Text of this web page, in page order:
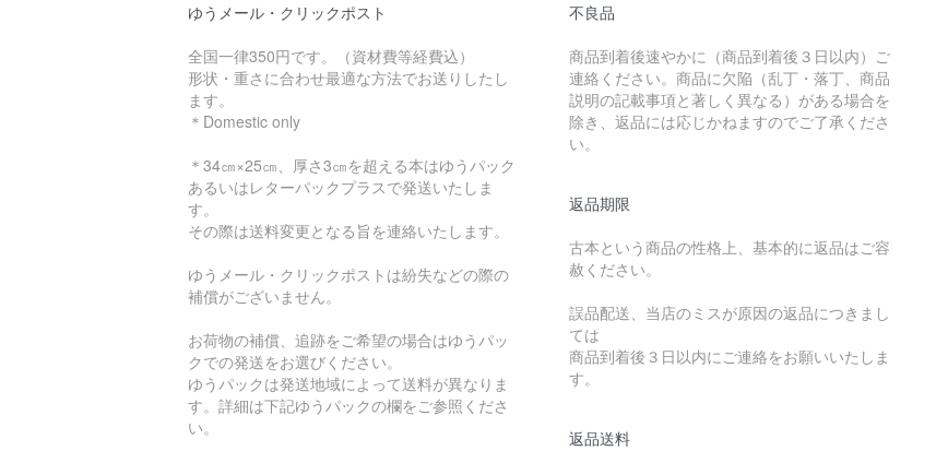
ゆうメール・クリックポスト
全国一律350円です。（資材費等経費込）
形状・重さに合わせ最適な方法でお送りしたし
ます。
＊Domestic only
＊34㎝×25㎝、厚さ3㎝を超える本はゆうパック
あるいはレターパックプラスで発送いたしま
す。
その際は送料変更となる旨を連絡いたします。
ゆうメール・クリックポストは紛失などの際の
補償がございません。
お荷物の補償、追跡をご希望の場合はゆうパッ
クでの発送をお選びください。
ゆうパックは発送地域によって送料が異なりま
す。詳細は下記ゆうパックの欄をご参照くださ
い。
不良品
商品到着後速やかに（商品到着後３日以内）ご
連絡ください。商品に欠陥（乱丁・落丁、商品
説明の記載事項と著しく異なる）がある場合を
除き、返品には応じかねますのでご了承くださ
い。
返品期限
古本という商品の性格上、基本的に返品はご容
赦ください。
誤品配送、当店のミスが原因の返品につきまし
ては
商品到着後３日以内にご連絡をお願いいたしま
す。
返品送料